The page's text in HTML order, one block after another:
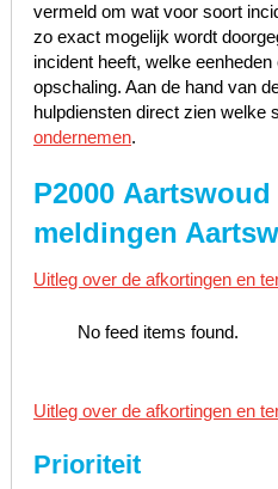
vermeld om wat voor soort
zo exact mogelijk wordt
incident heeft, welke
opschaling. Aan de hand van
hulpdiensten direct zien welke
ondernemen.
P2000 Aartswoud
meldingen
Uitleg over de afkortingen en
No feed items found.
Uitleg over de afkortingen en
Prioriteit